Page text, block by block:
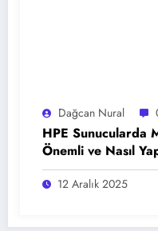
Dağcan Nural
HPE Sunucularda
Önemli ve Nasıl
12 Aralık 2025